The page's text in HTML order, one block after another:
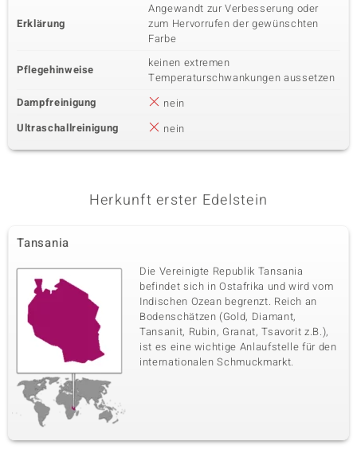
Erklärung
Angewandt zur Verbesserung oder
zum Hervorrufen der gewünschten
Farbe
Pflegehinweise
keinen extremen
Temperaturschwankungen aussetzen
Dampfreinigung
nein
Ultraschallreinigung
nein
Herkunft erster Edelstein
Tansania
Die Vereinigte Republik Tansania
befindet sich in Ostafrika und wird vom
Indischen Ozean begrenzt. Reich an
Bodenschätzen (Gold, Diamant,
Tansanit, Rubin, Granat, Tsavorit z.B.),
ist es eine wichtige Anlaufstelle für den
internationalen Schmuckmarkt.